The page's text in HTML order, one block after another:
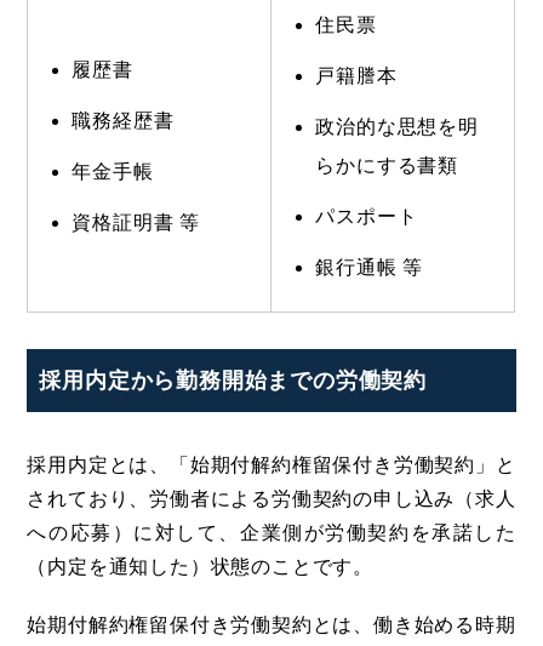
履歴書
職務経歴書
年金手帳
資格証明書 等
住民票
戸籍謄本
政治的な思想を明
らかにする書類
パスポート
銀行通帳 等
採用内定から勤務開始までの労働契約
採用内定とは、「始期付解約権留保付き労働契約」と
されており、労働者による労働契約の申し込み（求人
への応募）に対して、企業側が労働契約を承諾した
（内定を通知した）状態のことです。
始期付解約権留保付き労働契約とは、働き始める時期